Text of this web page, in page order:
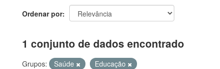
Ordenar por
1 conjunto de dados encontrado
Grupos: Saúde
Educação